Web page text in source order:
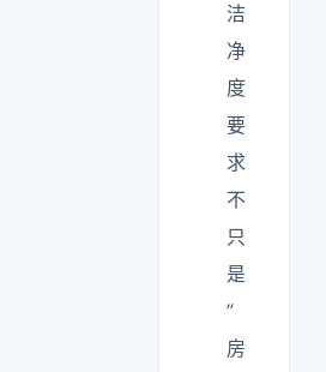
洁
净
度
要
求
不
只
是
”
房